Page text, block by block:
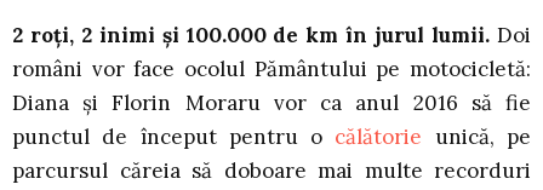
2 roți, 2 inimi și 100.000 de km în jurul lumii. Doi
români vor face ocolul Pământului pe motocicletă:
Diana și Florin Moraru vor ca anul 2016 să fie
punctul de început pentru o călătorie unică, pe
parcursul căreia să doboare mai multe recorduri